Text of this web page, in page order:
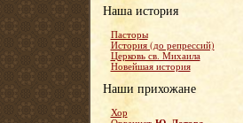
Наша история
Пасторы
История (до репрессий)
Церковь св. Михаила
Новейшая история
Наши прихожане
Хор